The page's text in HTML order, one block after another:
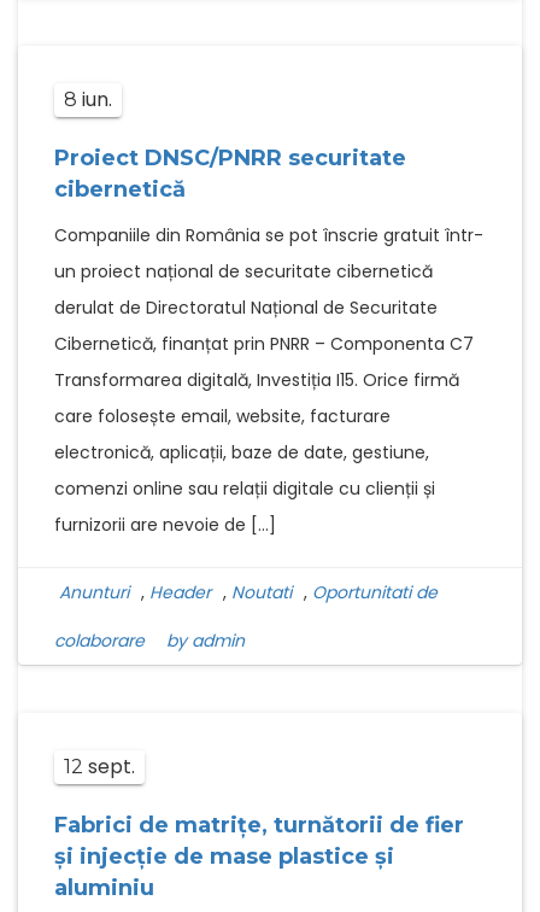
8 iun.
Proiect DNSC/PNRR securitate
cibernetică
Companiile din România se pot înscrie gratuit într-
un proiect național de securitate cibernetică
derulat de Directoratul Național de Securitate
Cibernetică, finanțat prin PNRR – Componenta C7
Transformarea digitală, Investiția I15. Orice firmă
care folosește email, website, facturare
electronică, aplicații, baze de date, gestiune,
comenzi online sau relații digitale cu clienții și
furnizorii are nevoie de […]
Anunturi , Header , Noutati , Oportunitati de
colaborare
by admin
12 sept.
Fabrici de matrițe, turnătorii de fier
și injecție de mase plastice și
aluminiu